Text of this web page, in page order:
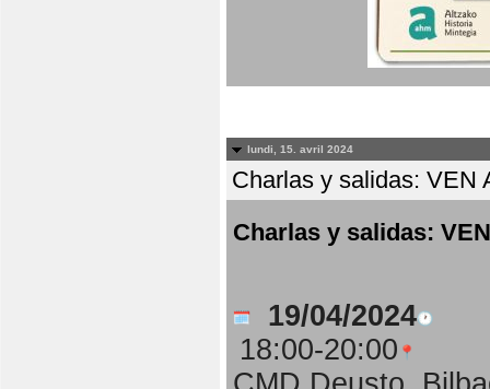
lundi, 15. avril 2024
Charlas y salidas: VEN
Charlas y salidas:
19/04/2024
18:00-20:00